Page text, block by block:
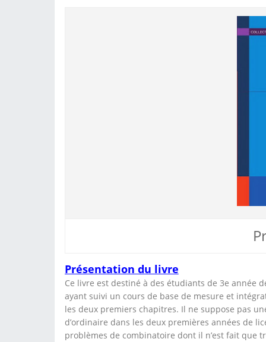
Présentation du livre
Ce livre est destiné à des étudiants de 3e année
ayant suivi un cours de base de mesure et
les deux premiers chapitres. Il ne suppose pas
d’ordinaire dans les deux premières années de
problèmes de combinatoire dont il n’est fait que